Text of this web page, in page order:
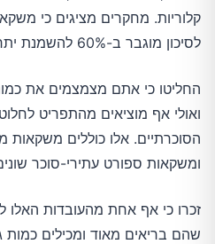
קלוריות. מחקרים מציגים כי
לסיכון מוגבר ב-60% להשמנת יתר בקרב ילדים.
החליטו כי אתם מצמצמים את
ואולי אף מוציאים מהתפריט
הסוכרתיים. אלו כוללים משקאות
ומשקאות ספורט עתירי-סוכר
זכרו כי אף אחת מהעובדות האלו
שהם בריאים מאוד ומכילים